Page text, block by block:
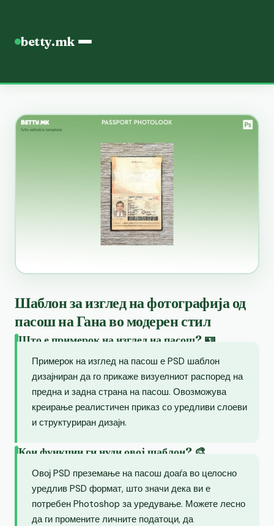
betty.mk
Шаблон за изглед на фотографија од
пасош на Гана во модерен стил
Што е примерок на изглед на пасош? 🪪
Примерок на изглед на пасош е PSD шаблон
дизајниран да го прикаже визуелниот распоред на
предна и задна страна на пасош. Овозможува
креирање реалистичен приказ со уредливи слоеви
и структуриран дизајн.
Кои функции ги нуди овој шаблон? 🎨
Овој PSD преземање на пасош доаѓа во целосно
уредлив PSD формат, што значи дека ви е
потребен Photoshop за уредување. Можете лесно
да ги промените личните податоци, да